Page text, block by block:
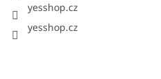
yesshop.cz
yesshop.cz